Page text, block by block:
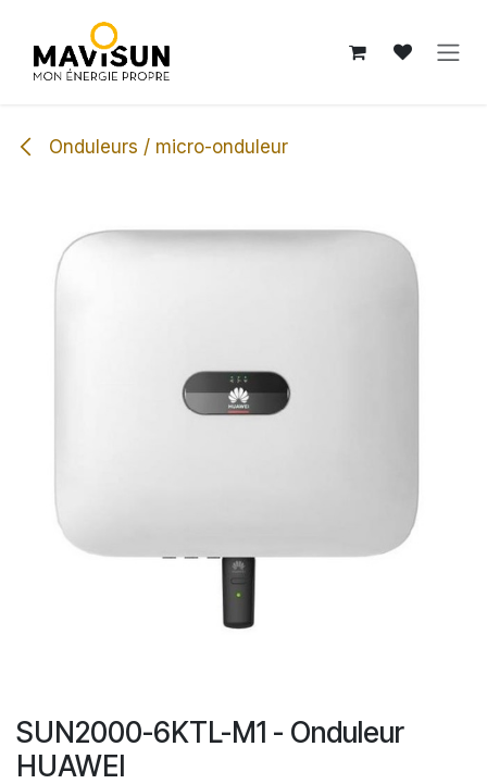
Onduleurs / micro-onduleur
SUN2000-6KTL-M1 - Onduleur
HUAWEI